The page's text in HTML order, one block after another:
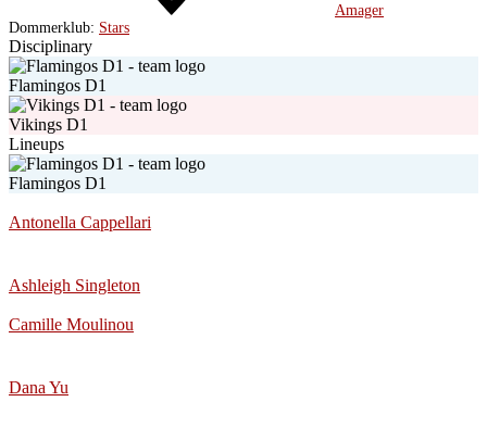
Amager
Dommerklub: Stars
Disciplinary
Flamingos D1
Vikings D1
Lineups
Flamingos D1
Antonella Cappellari
Ashleigh Singleton
Camille Moulinou
Dana Yu